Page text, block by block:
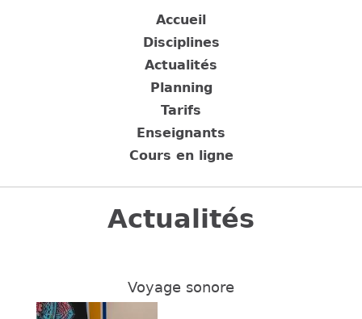
Back
Actualités
Voyage sonore
Accueil
Disciplines
Actualités
Planning
Tarifs
Enseignants
Cours en ligne